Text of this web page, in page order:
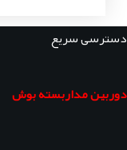
دسترسی سریع
دوربین مداربسته بوش